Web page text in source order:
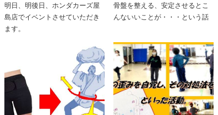
明日、明後日、ホンダカーズ屋
島店でイベントさせていただき
ます。
骨盤を整える、安定させるとこ
んないいことが・・・という話